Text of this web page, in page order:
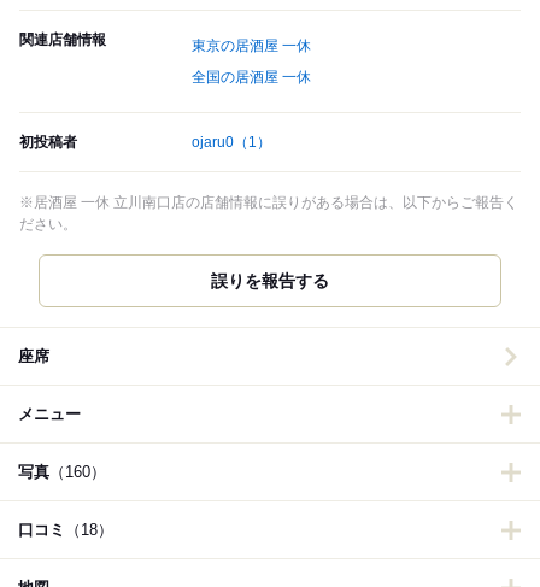
関連店舗情報
東京の居酒屋 一休
全国の居酒屋 一休
初投稿者 ojaru0 （1）
※居酒屋 一休 立川南口店の店舗情報に誤りがある場合は、以下からご報告く
ださい。
誤りを報告する
座席
メニュー
写真 （160）
口コミ （18）